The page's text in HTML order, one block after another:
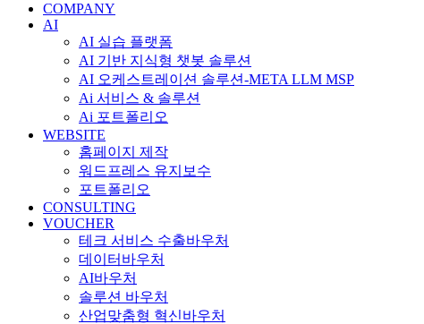
COMPANY
AI
AI 실습 플랫폼
AI 기반 지식형 챗봇 솔루션
AI 오케스트레이션 솔루션-META LLM MSP
Ai 서비스 & 솔루션
Ai 포트폴리오
WEBSITE
홈페이지 제작
워드프레스 유지보수
포트폴리오
CONSULTING
VOUCHER
테크 서비스 수출바우처
데이터바우처
AI바우처
솔루션 바우처
산업맞춤형 혁신바우처